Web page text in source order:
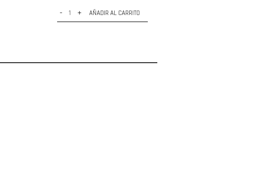
- + AÑADIR AL CARRITO